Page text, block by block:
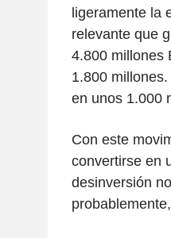
ligeramente la
relevante que
4.800 millones
1.800
en unos 1.000
Con este
convertirse en
desinversión